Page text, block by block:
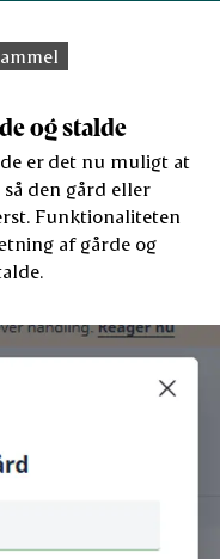
og stalde
er det nu muligt at
den gård eller
Funktionaliteten
af gårde og